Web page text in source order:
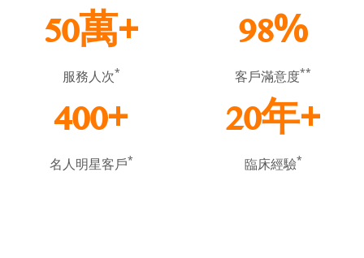
50萬+
服務人次*
98%
客戶滿意度**
400+
名人明星客戶*
20年+
臨床經驗*